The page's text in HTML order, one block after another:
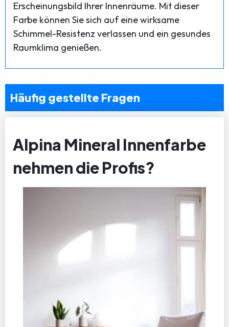
Erscheinungsbild Ihrer Innenräume. Mit dieser
Farbe können Sie sich auf eine wirksame
Schimmel-Resistenz verlassen und ein gesundes
Raumklima genießen.
Häufig gestellte Fragen
Alpina Mineral Innenfarbe
nehmen die Profis?